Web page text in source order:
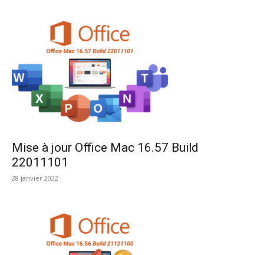
Mise à jour Office Mac 16.57 Build
22011101
28 janvier 2022